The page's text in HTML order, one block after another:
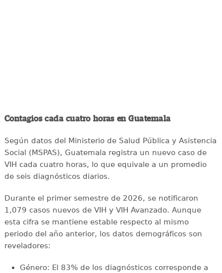
Contagios cada cuatro horas en Guatemala
Según datos del Ministerio de Salud Pública y Asistencia
Social (MSPAS), Guatemala registra un nuevo caso de
VIH cada cuatro horas, lo que equivale a un promedio
de seis diagnósticos diarios.
Durante el primer semestre de 2026, se notificaron
1,079 casos nuevos de VIH y VIH Avanzado. Aunque
esta cifra se mantiene estable respecto al mismo
periodo del año anterior, los datos demográficos son
reveladores:
Género: El 83% de los diagnósticos corresponde a